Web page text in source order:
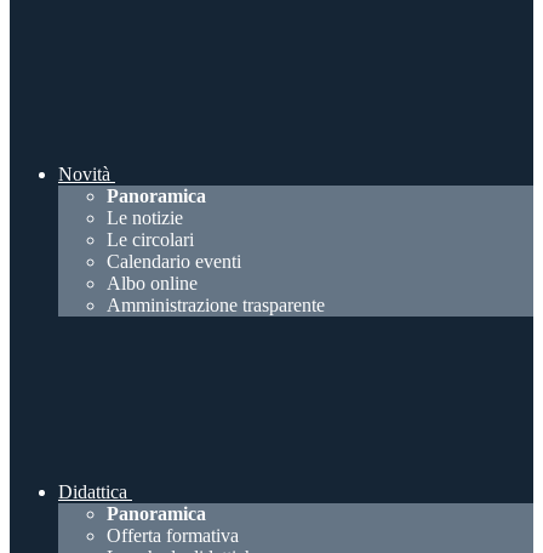
Novità
Panoramica
Le notizie
Le circolari
Calendario eventi
Albo online
Amministrazione trasparente
Didattica
Panoramica
Offerta formativa